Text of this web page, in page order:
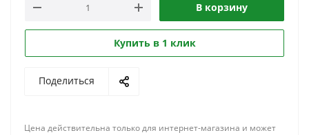
В корзину
Купить в 1 клик
Поделиться
Цена действительна только для интернет-магазина и может